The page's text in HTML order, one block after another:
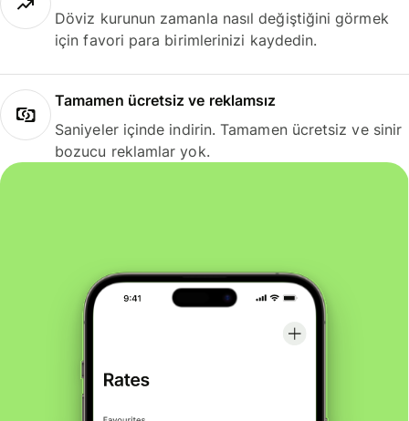
Döviz kurunun zamanla nasıl değiştiğini görmek
için favori para birimlerinizi kaydedin.
Tamamen ücretsiz ve reklamsız
Saniyeler içinde indirin. Tamamen ücretsiz ve sinir
bozucu reklamlar yok.